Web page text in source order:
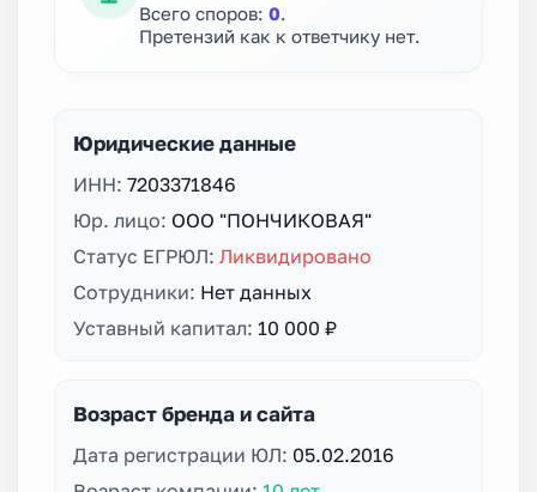
Всего споров: 0
Претензий как к ответчику нет.
Юридические данные
ИНН: 7203371846
Юр. лицо: ООО "ПОНЧИКОВАЯ"
Статус ЕГРЮЛ: Ликвидировано
Сотрудники: Нет данных
Уставный капитал: 10 000 ₽
Возраст бренда и сайта
Дата регистрации ЮЛ: 05.02.2016